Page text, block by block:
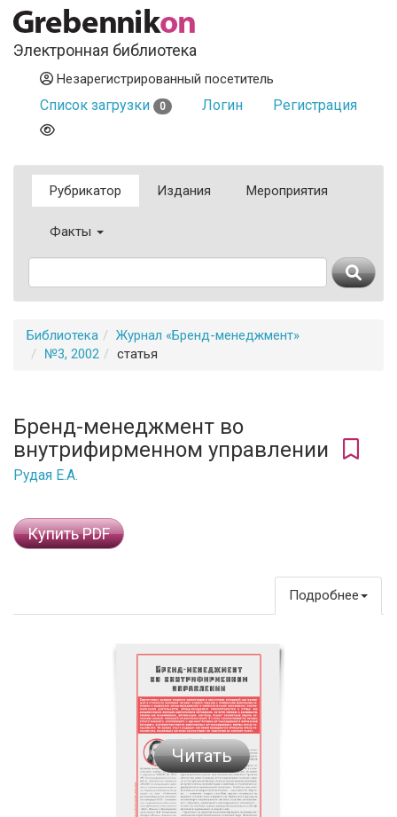
Электронная библиотека
Незарегистрированный посетитель
Список загрузки 0 Логин Регистрация
Рубрикатор Издания Мероприятия
Факты
Библиотека
Журнал «Бренд-менеджмент»
№3, 2002
статья
Бренд-менеджмент во
внутрифирменном управлении
Рудая Е.А.
Купить PDF
Подробнее
Читать